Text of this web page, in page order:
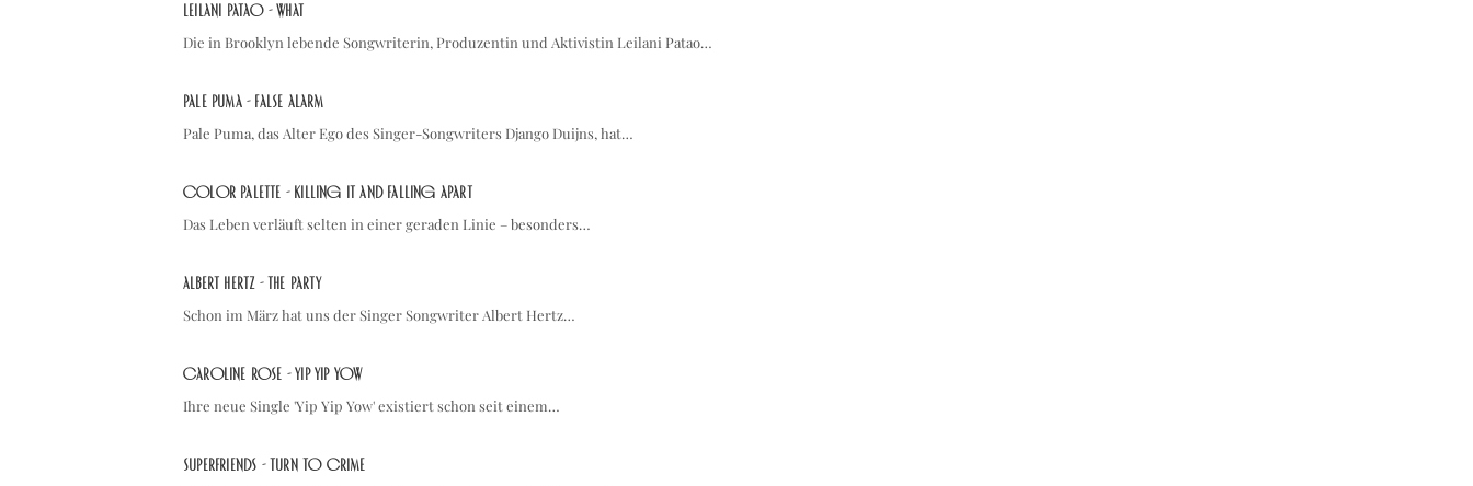
Leilani Patao - what
Die in Brooklyn lebende Songwriterin, Produzentin und Aktivistin Leilani Patao…
Pale Puma - False Alarm
Pale Puma, das Alter Ego des Singer-Songwriters Django Duijns, hat…
Color Palette - Killing It and Falling Apart
Das Leben verläuft selten in einer geraden Linie – besonders…
Albert Hertz - The Party
Schon im März hat uns der Singer Songwriter Albert Hertz…
Caroline Rose - Yip Yip Yow
Ihre neue Single 'Yip Yip Yow' existiert schon seit einem…
Superfriends - Turn To Crime